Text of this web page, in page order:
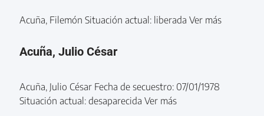
Acuña, Filemón Situación actual: liberada Ver más
Acuña, Julio César
Acuña, Julio César Fecha de secuestro: 07/01/1978
Situación actual: desaparecida Ver más